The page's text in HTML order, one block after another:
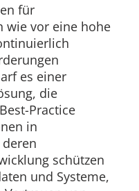
für
wie vor eine hohe
es einer
die
Practice
in
schützen
und Systeme,